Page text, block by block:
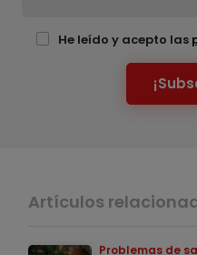
He leído y acepto las
Artículos
Problemas de